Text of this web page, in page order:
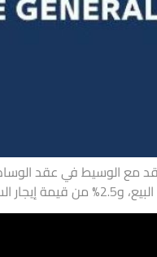
مع الوسيط في عقد